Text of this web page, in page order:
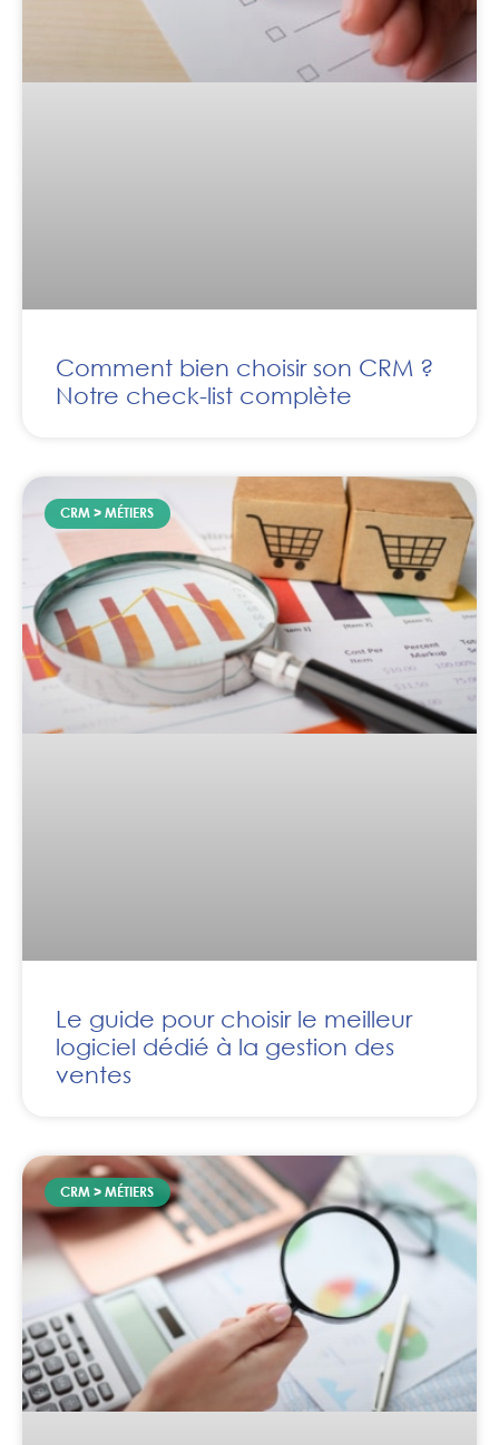
Comment bien choisir son CRM ?
Notre check-list complète
CRM > MÉTIERS
Le guide pour choisir le meilleur
logiciel dédié à la gestion des
ventes
CRM > MÉTIERS